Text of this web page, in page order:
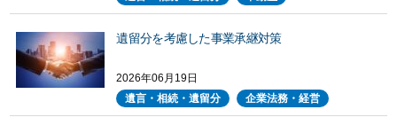
遺留分を考慮した事業承継対策
2026年06月19日
遺言・相続・遺留分
企業法務・経営